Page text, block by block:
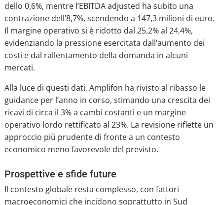
dello 0,6%, mentre l’EBITDA adjusted ha subito una
contrazione dell’8,7%, scendendo a 147,3 milioni di euro.
Il margine operativo si è ridotto dal 25,2% al 24,4%,
evidenziando la pressione esercitata dall’aumento dei
costi e dal rallentamento della domanda in alcuni
mercati.
Alla luce di questi dati, Amplifon ha rivisto al ribasso le
guidance per l’anno in corso, stimando una crescita dei
ricavi di circa il 3% a cambi costanti e un margine
operativo lordo rettificato al 23%. La revisione riflette un
approccio più prudente di fronte a un contesto
economico meno favorevole del previsto.
Prospettive e sfide future
Il contesto globale resta complesso, con fattori
macroeconomici che incidono soprattutto in Sud